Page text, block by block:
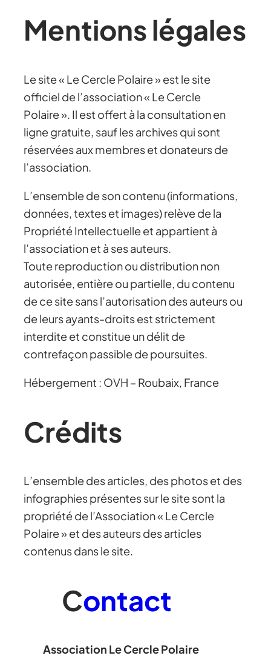
Mentions légales
Le site « Le Cercle Polaire » est le site
officiel de l’association « Le Cercle
Polaire ». Il est offert à la consultation en
ligne gratuite, sauf les archives qui sont
réservées aux membres et donateurs de
l’association.
L’ensemble de son contenu (informations,
données, textes et images) relève de la
Propriété Intellectuelle et appartient à
l’association et à ses auteurs.
Toute reproduction ou distribution non
autorisée, entière ou partielle, du contenu
de ce site sans l’autorisation des auteurs ou
de leurs ayants-droits est strictement
interdite et constitue un délit de
contrefaçon passible de poursuites.
Hébergement : OVH – Roubaix, France
Crédits
L’ensemble des articles, des photos et des
infographies présentes sur le site sont la
propriété de l’Association « Le Cercle
Polaire » et des auteurs des articles
contenus dans le site.
Contact
Association Le Cercle Polaire